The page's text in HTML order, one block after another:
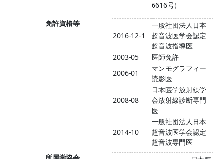
6616号）
免許資格等
2016-12-1
一般社団法人日本
超音波医学会認定
超音波指導医
2003-05
医師免許
2006-01
マンモグラフィー
読影医
2008-08
日本医学放射線学
会放射線診断専門
医
2014-10
一般社団法人日本
超音波医学会認定
超音波専門医